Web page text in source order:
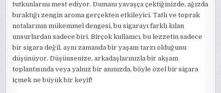
tutkunlarını mest ediyor. Dumanı yavaşça çektiğinizde, ağızda
bıraktığı zengin aroma gerçekten etkileyici. Tatlı ve toprak
notalarının mükemmel dengesi, bu sigarayı farklı kılan
unsurlardan sadece biri. Birçok kullanıcı, bu lezzetin sadece
bir sigara değil, aynı zamanda bir yaşam tarzı olduğunu
düşünüyor. Düşünsenize, arkadaşlarınızla bir akşam
toplantısında veya yalnız bir anınızda, böyle özel bir sigara
içmek ne büyük bir keyif!